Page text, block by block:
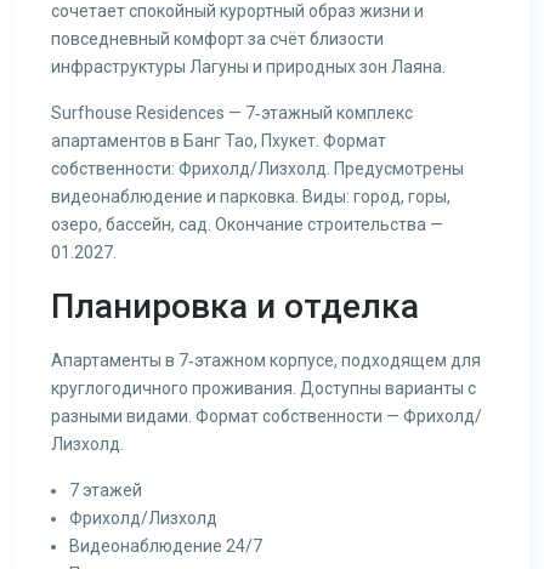
сочетает спокойный курортный образ жизни и
повседневный комфорт за счёт близости
инфраструктуры Лагуны и природных зон Лаяна.
Surfhouse Residences — 7‑этажный комплекс
апартаментов в Банг Тао, Пхукет. Формат
собственности: Фрихолд/Лизхолд. Предусмотрены
видеонаблюдение и парковка. Виды: город, горы,
озеро, бассейн, сад. Окончание строительства —
01.2027.
Планировка и отделка
Апартаменты в 7‑этажном корпусе, подходящем для
круглогодичного проживания. Доступны варианты с
разными видами. Формат собственности — Фрихолд/
Лизхолд.
7 этажей
Фрихолд/Лизхолд
Видеонаблюдение 24/7